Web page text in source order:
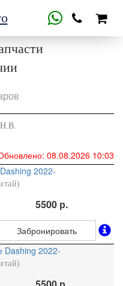
Н.В.
08.08.2026 10:03
2022-
5500 р.
Забронировать
Dashing 2022-